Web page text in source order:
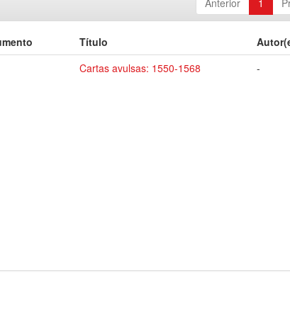
Anterior 1
Título
Cartas avulsas: 1550-1568 -